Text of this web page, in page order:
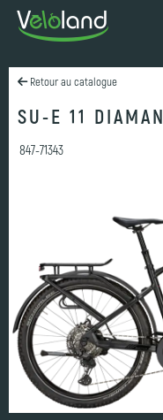
Retour au catalogue
SU-E 11
847-71343